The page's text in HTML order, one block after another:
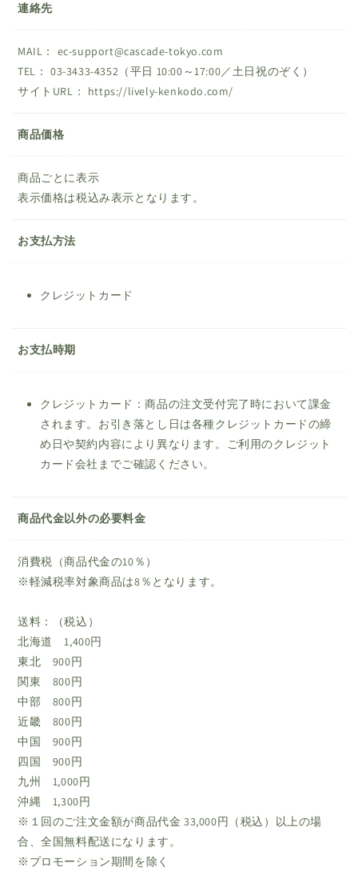
連絡先
MAIL： ec-support@cascade-tokyo.com
TEL： 03-3433-4352（平日 10:00～17:00／土日祝のぞく）
サイトURL： https://lively-kenkodo.com/
商品価格
商品ごとに表示
表示価格は税込み表示となります。
お支払方法
クレジットカード
お支払時期
クレジットカード：商品の注文受付完了時において課金
されます。お引き落とし日は各種クレジットカードの締
め日や契約内容により異なります。ご利用のクレジット
カード会社までご確認ください。
商品代金以外の必要料金
消費税（商品代金の10％）
※軽減税率対象商品は8％となります。
送料：（税込）
北海道 1,400円
東北 900円
関東 800円
中部 800円
近畿 800円
中国 900円
四国 900円
九州 1,000円
沖縄 1,300円
※１回のご注文金額が商品代金 33,000円（税込）以上の場
合、全国無料配送になります。
※プロモーション期間を除く